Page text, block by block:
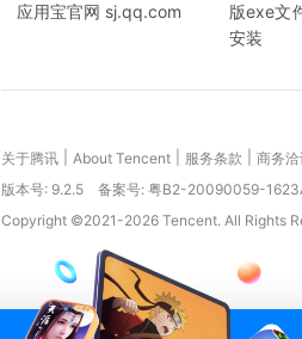
应用宝官网 sj.qq.com
版exe文
安装
关于腾讯 About Tencent 服务条款 商务洽
版本号: 9.2.5 备案号: 粤B2-20090059-
Copyright ©2021-2026 Tencent. All Rights